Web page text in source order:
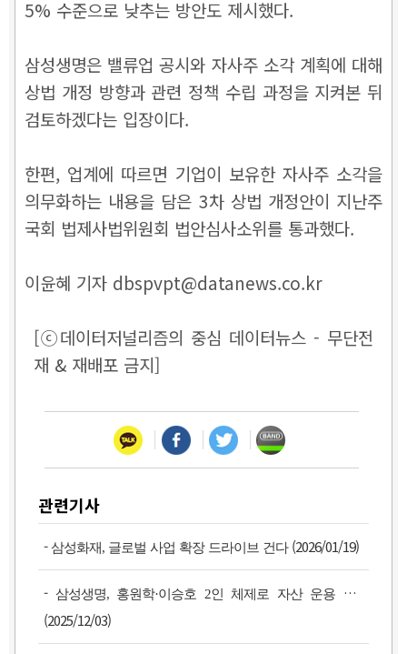
5% 수준으로 낮추는 방안도 제시했다.
삼성생명은 밸류업 공시와 자사주 소각 계획에 대해
상법 개정 방향과 관련 정책 수립 과정을 지켜본 뒤
검토하겠다는 입장이다.
한편, 업계에 따르면 기업이 보유한 자사주 소각을
의무화하는 내용을 담은 3차 상법 개정안이 지난주
국회 법제사법위원회 법안심사소위를 통과했다.
이윤혜 기자 dbspvpt@datanews.co.kr
[ⓒ데이터저널리즘의 중심 데이터뉴스 - 무단전
재 & 재배포 금지]
관련기사
-삼성화재, 글로벌 사업 확장 드라이브 건다(2026/01/19)
- 삼성생명, 홍원학·이승호 2인 체제로 자산 운용 강화
(2025/12/03)